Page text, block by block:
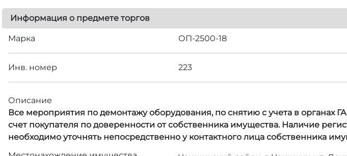
Информация о предмете торгов
Марка ОП-2500-18
Инв. номер 223
Описание
Все мероприятия по демонтажу оборудования, по снятию с учета в органах
счет покупателя по доверенности от собственника имущества. Наличие
необходимо уточнять непосредственно у контактного лица собственника